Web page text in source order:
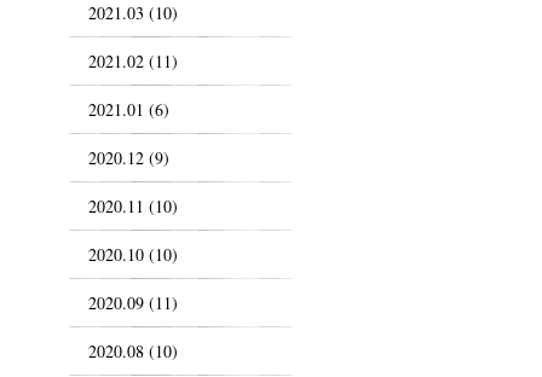
2021.03 (10)
2021.02 (11)
2021.01 (6)
2020.12 (9)
2020.11 (10)
2020.10 (10)
2020.09 (11)
2020.08 (10)